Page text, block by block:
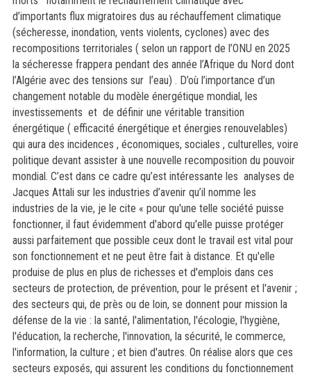
d’importants flux migratoires dus au réchauffement climatique
(sécheresse, inondation, vents violents, cyclones) avec des
recompositions territoriales ( selon un rapport de l’ONU en 2025
la sécheresse frappera pendant des année l’Afrique du Nord dont
l’Algérie avec des tensions sur l’eau) . D’où l’importance d’un
changement notable du modèle énergétique mondial, les
investissements et de définir une véritable transition
énergétique ( efficacité énergétique et énergies renouvelables)
qui aura des incidences , économiques, sociales , culturelles, voire
politique devant assister à une nouvelle recomposition du pouvoir
mondial. C’est dans ce cadre qu’est intéressante les analyses de
Jacques Attali sur les industries d’avenir qu’il nomme les
industries de la vie, je le cite « pour qu'une telle société puisse
fonctionner, il faut évidemment d'abord qu'elle puisse protéger
aussi parfaitement que possible ceux dont le travail est vital pour
son fonctionnement et ne peut être fait à distance. Et qu'elle
produise de plus en plus de richesses et d'emplois dans ces
secteurs de protection, de prévention, pour le présent et l'avenir ;
des secteurs qui, de près ou de loin, se donnent pour mission la
défense de la vie : la santé, l'alimentation, l'écologie, l'hygiène,
l'éducation, la recherche, l'innovation, la sécurité, le commerce,
l'information, la culture ; et bien d'autres. On réalise alors que ces
secteurs exposés, qui assurent les conditions du fonctionnement